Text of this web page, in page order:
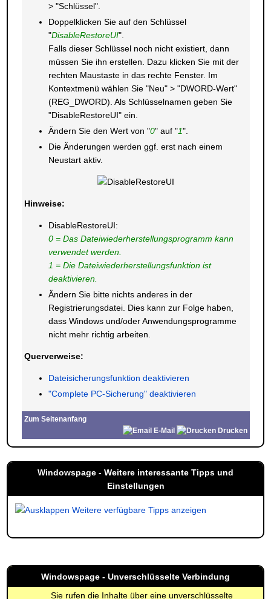
> "Schlüssel".
Doppelklicken Sie auf den Schlüssel
"DisableRestoreUI".
Falls dieser Schlüssel noch nicht existiert, dann
müssen Sie ihn erstellen. Dazu klicken Sie mit der
rechten Maustaste in das rechte Fenster. Im
Kontextmenü wählen Sie "Neu" > "DWORD-Wert"
(REG_DWORD). Als Schlüsselnamen geben Sie
"DisableRestoreUI" ein.
Ändern Sie den Wert von "0" auf "1".
Die Änderungen werden ggf. erst nach einem
Neustart aktiv.
Hinweise:
DisableRestoreUI:
0 = Das Dateiwiederherstellungsprogramm kann
verwendet werden.
1 = Die Dateiwiederherstellungsfunktion ist
deaktivieren.
Ändern Sie bitte nichts anderes in der
Registrierungsdatei. Dies kann zur Folge haben,
dass Windows und/oder Anwendungsprogramme
nicht mehr richtig arbeiten.
Querverweise:
Dateisicherungsfunktion deaktivieren
"Complete PC-Sicherung" deaktivieren
Zum Seitenanfang
E-Mail
Drucken
Windowspage - Weitere interessante Tipps und
Einstellungen
Weitere verfügbare Tipps anzeigen
Windowspage - Unverschlüsselte Verbindung
Sie rufen die Inhalte über eine unverschlüsselte